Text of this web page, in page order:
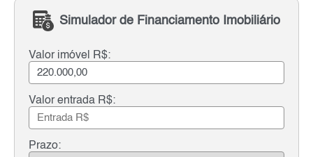
Simulador de Financiamento Imobiliário
Valor imóvel R$:
Valor entrada R$:
Prazo: